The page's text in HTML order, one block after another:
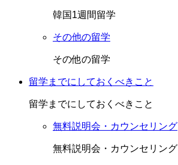
韓国1週間留学
その他の留学
その他の留学
留学までにしておくべきこと
留学までにしておくべきこと
無料説明会・カウンセリング
無料説明会・カウンセリング